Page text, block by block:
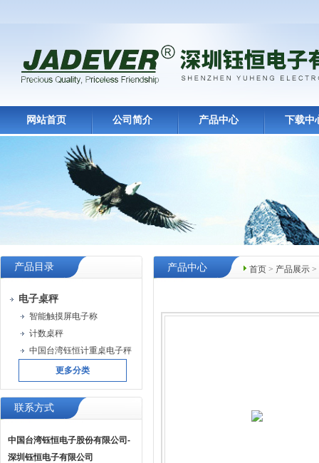
网站首页 公司简介 产品中心 下载中
产品目录
电子桌秤
智能触摸屏电子称
计数桌秤
中国台湾钰恒计重桌电子秤
更多分类
联系方式
中国台湾钰恒电子股份有限公司-
深圳钰恒电子有限公司
首页 > 产品展示 >
产品中心